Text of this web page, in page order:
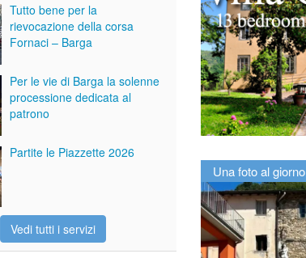
Tutto bene per la
rievocazione della corsa
Fornaci – Barga
Per le vie di Barga la solenne
processione dedicata al
patrono
Partite le Piazzette 2026
Vedi tutti i servizi
Una foto al giorno